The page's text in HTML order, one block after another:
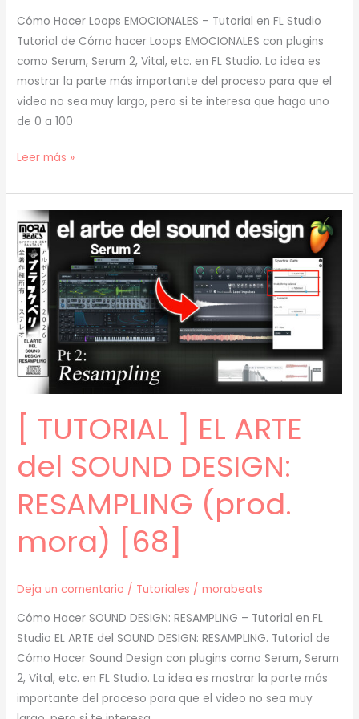
Cómo Hacer Loops EMOCIONALES – Tutorial en FL Studio
Tutorial de Cómo hacer Loops EMOCIONALES con plugins
como Serum, Serum 2, Vital, etc. en FL Studio. La idea es
mostrar la parte más importante del proceso para que el
video no sea muy largo, pero si te interesa que haga uno
de 0 a 100
[
]
Cómo
Hacer
Loops
EMOCIONALES
(prod.
mora)
[69]
Leer más »
[ TUTORIAL ] EL ARTE
del SOUND DESIGN:
RESAMPLING (prod.
mora) [68]
Deja un comentario / Tutoriales /morabeats
Cómo Hacer SOUND DESIGN: RESAMPLING – Tutorial en FL
Studio EL ARTE del SOUND DESIGN: RESAMPLING. Tutorial de
Cómo Hacer Sound Design con plugins como Serum, Serum
2, Vital, etc. en FL Studio. La idea es mostrar la parte más
importante del proceso para que el video no sea muy